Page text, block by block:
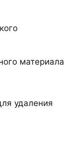
материала
удаления